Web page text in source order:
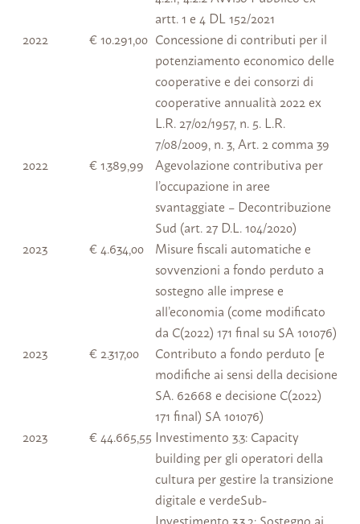
artt. 1 e 4 DL 152/2021
2022
€ 10.291,00 Concessione di contributi per il
potenziamento economico delle
cooperative e dei consorzi di
cooperative annualità 2022 ex
L.R. 27/02/1957, n. 5. L.R.
7/08/2009, n. 3, Art. 2 comma 39
2022
€ 1.389,99 Agevolazione contributiva per
l’occupazione in aree
svantaggiate – Decontribuzione
Sud (art. 27 D.L. 104/2020)
2023
€ 4.634,00 Misure fiscali automatiche e
sovvenzioni a fondo perduto a
sostegno alle imprese e
all’economia (come modificato
da C(2022) 171 final su SA 101076)
2023
€ 2.317,00
Contributo a fondo perduto [e
modifiche ai sensi della decisione
SA. 62668 e decisione C(2022)
171 final) SA 101076)
2023
€ 44.665,55 Investimento 3.3: Capacity
building per gli operatori della
cultura per gestire la transizione
digitale e verdeSub-
Investimento 3.3.2: Sostegno ai